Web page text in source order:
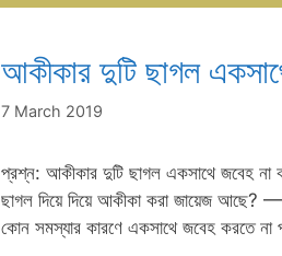
আকীকার দুটি ছাগল
7 March 2019
প্রশ্ন: আকীকার দুটি ছাগল একসাথে জবেহ না
ছাগল দিয়ে দিয়ে আকীকা করা জায়েজ
কোন সমস্যার কারণে একসাথে জবেহ করতে না